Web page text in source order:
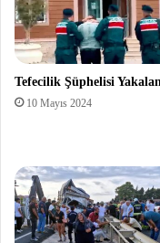
Tefecilik Şüphelisi
10 Mayıs 2024